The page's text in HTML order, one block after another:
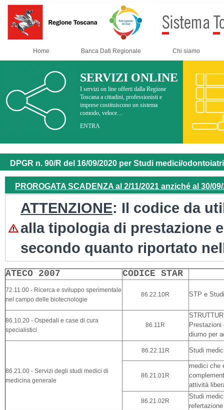
Home Banca Dati Regionale Chi siamo
SERVIZI ONLINE
I servizi on line offerti dalla Regione
Toscana a cittadini, professionisti e
imprese costituiscono un sistema
comodo, veloce....
ENTRA
DPGR n. 90/R del 16/09/2020 per Studi medici/
PROROGATA SCADENZA al 2/11/2021 anziché al 30/
ATTENZIONE: Il codice da
alla tipologia di prestazione
secondo quanto riportato
ATECO 2007 CODICE STAR
72.11.00 - Ricerca e sviluppo sperimentale
nel campo delle biotecnologie
86.22.10R STP e
86.10.20 - Ospedali e case di cura
specialistici
86.11R
diurno per
86.21.00 - Servizi degli studi medici di
medicina generale
86.22.11R Studi
86.21.01R
medici che
attività
86.21.02R
Studi